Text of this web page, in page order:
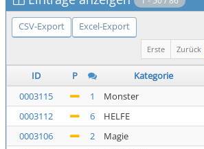
CSV-Export Excel-Export
Zurück
Erste
ID P Kategorie
0003115
1 Monster
0003112
6 HELFE
0003106
2 Magie